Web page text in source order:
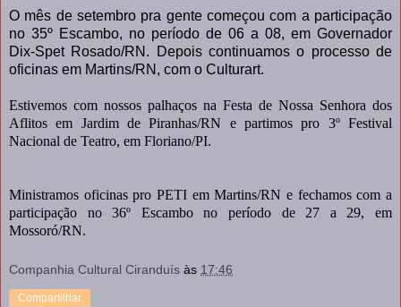
O mês de setembro pra gente começou com a participação
no 35º Escambo, no período de 06 a 08, em Governador
Dix-Spet Rosado/RN. Depois continuamos o processo de
oficinas em Martins/RN, com o Culturart.
Estivemos com nossos palhaços na Festa de Nossa Senhora dos
Aflitos em Jardim de Piranhas/RN e partimos pro 3º Festival
Nacional de Teatro, em Floriano/PI.
Ministramos oficinas pro PETI em Martins/RN e fechamos com a
participação no 36º Escambo no período de 27 a 29, em
Mossoró/RN.
Companhia Cultural Ciranduís às 17:46
Compartilhar